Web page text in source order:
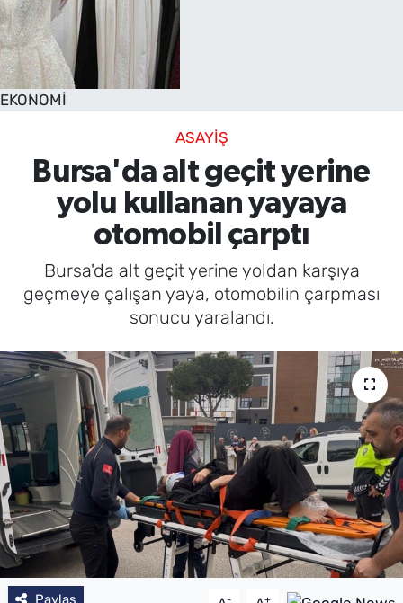
EKONOMİ
ASAYİŞ
Bursa'da alt geçit yerine
yolu kullanan yayaya
otomobil çarptı
Bursa'da alt geçit yerine yoldan karşıya
geçmeye çalışan yaya, otomobilin çarpması
sonucu yaralandı.
Paylaş - +